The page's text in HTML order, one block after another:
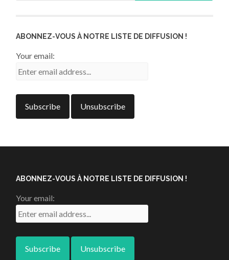
ABONNEZ-VOUS À NOTRE LISTE DE DIFFUSION !
Your email:
ABONNEZ-VOUS À NOTRE LISTE DE DIFFUSION !
Your email: